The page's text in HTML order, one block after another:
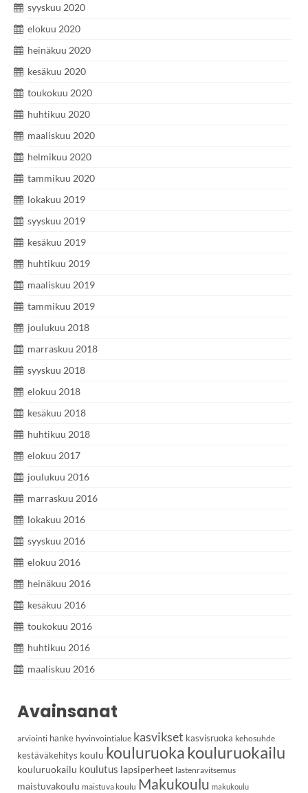
syyskuu 2020
elokuu 2020
heinäkuu 2020
kesäkuu 2020
toukokuu 2020
huhtikuu 2020
maaliskuu 2020
helmikuu 2020
tammikuu 2020
lokakuu 2019
syyskuu 2019
kesäkuu 2019
huhtikuu 2019
maaliskuu 2019
tammikuu 2019
joulukuu 2018
marraskuu 2018
syyskuu 2018
elokuu 2018
kesäkuu 2018
huhtikuu 2018
elokuu 2017
joulukuu 2016
marraskuu 2016
lokakuu 2016
syyskuu 2016
elokuu 2016
heinäkuu 2016
kesäkuu 2016
toukokuu 2016
huhtikuu 2016
maaliskuu 2016
Avainsanat
arviointi hanke hyvinvointialue kasvikset kasvisruoka kehosuhde
kestäväkehitys koulu kouluruokakouluruokailu
kouluruokailu koulutus lapsiperheet lastenravitsemus
maistuvakoulu maistuva koulu Makukoulu makukoulu